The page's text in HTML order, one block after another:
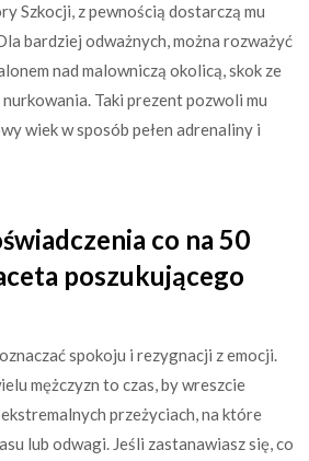
Szkocji, z pewnością dostarczą mu
bardziej odważnych, można rozważyć
nad malowniczą okolicą, skok ze
Taki prezent pozwoli mu
wiek w sposób pełen adrenaliny i
co na 50
poszukującego
spokoju i rezygnacji z emocji.
mężczyzn to czas, by wreszcie
przeżyciach, na które
lub odwagi. Jeśli zastanawiasz się, co